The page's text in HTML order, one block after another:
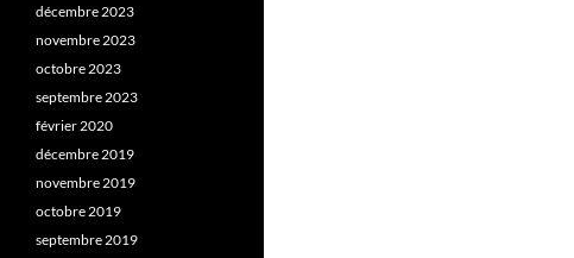
décembre 2023
novembre 2023
octobre 2023
septembre 2023
février 2020
décembre 2019
novembre 2019
octobre 2019
septembre 2019